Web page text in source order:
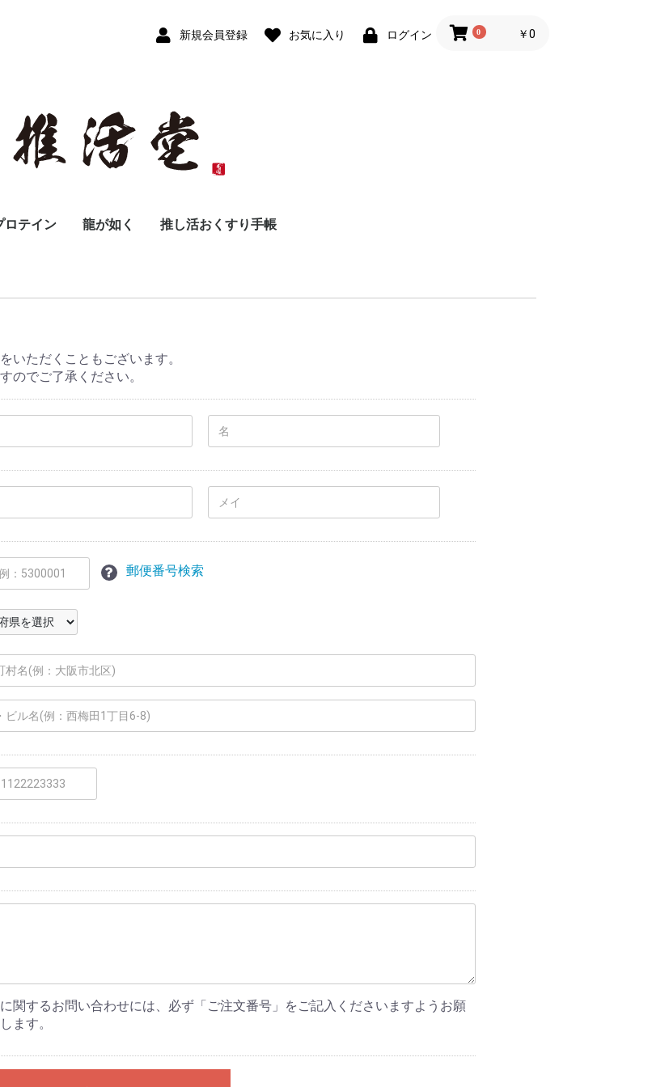
新規会員登録 お気に入り ログイン 0 ￥0
ロテイン 龍が如く 推し活おくすり手帳
いただくこともございます。
のでご了承ください。
郵便番号検索
関するお問い合わせには、必ず「ご注文番号」をご記入くださいますようお願
ます。